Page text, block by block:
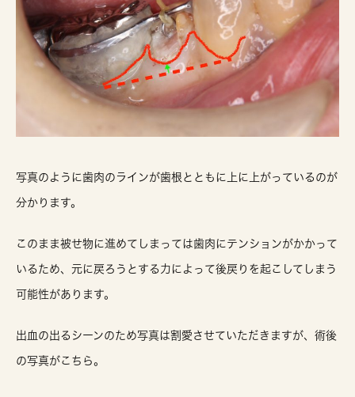
写真のように歯肉のラインが歯根とともに上に上がっているのが
分かります。
このまま被せ物に進めてしまっては歯肉にテンションがかかって
いるため、元に戻ろうとする力によって後戻りを起こしてしまう
可能性があります。
出血の出るシーンのため写真は割愛させていただきますが、術後
の写真がこちら。